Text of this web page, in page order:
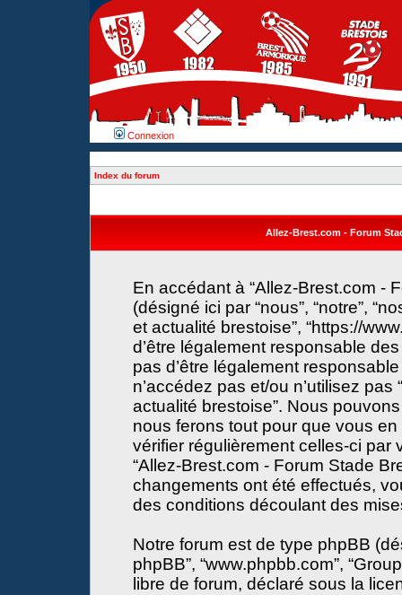
Connexion
Index du forum
Allez-Brest.com - Forum
En accédant à “Allez-Brest.com -
(désigné ici par “nous”, “notre”,
et actualité brestoise”, “https://
d’être légalement responsable
pas d’être légalement
n’accédez pas et/ou n’utilisez
actualité brestoise”. Nous
nous ferons tout pour que vous
vérifier régulièrement celles-ci par
“Allez-Brest.com - Forum Stade
changements ont été effectués,
des conditions découlant des
Notre forum est de type phpBB
phpBB”, “www.phpbb.com”,
libre de forum, déclaré sous la